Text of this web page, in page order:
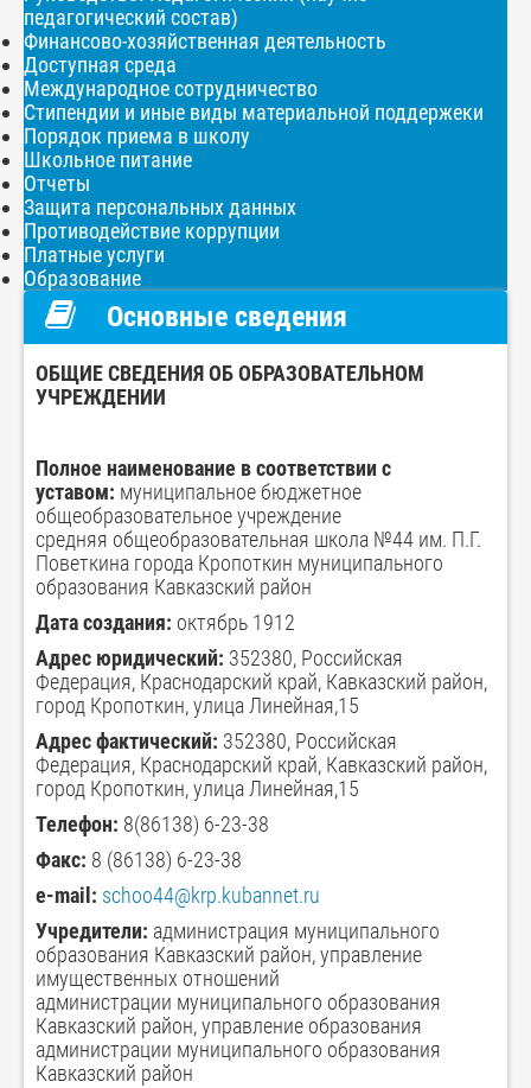
педагогический состав)
Финансово-хозяйственная деятельность
Доступная среда
Международное сотрудничество
Стипендии и иные виды материальной поддержеки
Порядок приема в школу
Школьное питание
Отчеты
Защита персональных данных
Противодействие коррупции
Платные услуги
Образование
Основные сведения
ОБЩИЕ СВЕДЕНИЯ ОБ ОБРАЗОВАТЕЛЬНОМ
УЧРЕЖДЕНИИ
Полное наименование в соответствии с
уставом: муниципальное бюджетное
общеобразовательное учреждение
средняя общеобразовательная школа №44 им. П.Г.
Поветкина города Кропоткин муниципального
образования Кавказский район
Дата создания: октябрь 1912
Адрес юридический: 352380, Российская
Федерация, Краснодарский край, Кавказский район,
город Кропоткин, улица Линейная,15
Адрес фактический: 352380, Российская
Федерация, Краснодарский край, Кавказский район,
город Кропоткин, улица Линейная,15
Телефон: 8(86138) 6-23-38
Факс: 8 (86138) 6-23-38
e-mail: schoo44@krp.kubannet.ru
Учредители: администрация муниципального
образования Кавказский район, управление
имущественных отношений
администрации муниципального образования
Кавказский район, управление образования
администрации муниципального образования
Кавказский район